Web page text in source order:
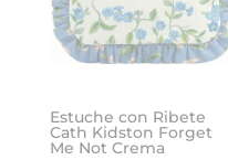
Estuche con Ribete
Cath Kidston Forget
Me Not Crema